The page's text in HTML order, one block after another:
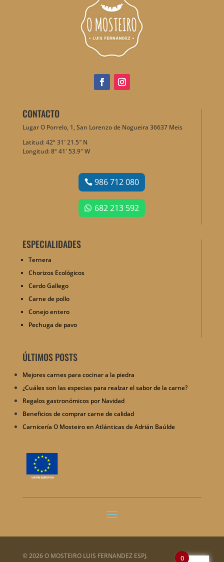
CONTACTO
Lugar O Porrelo, 1, San Lorenzo de Nogueira 36637 Meis
Latitud: 42º 31′ 21.5″ N
Longitud: 8º 41′ 53.9″ W
986 712 080
682 213 592
ESPECIALIDADES
Ternera
Chorizos Ecológicos
Cerdo Gallego
Carne de pollo
Conejo entero
Pechuga de pavo
ÚLTIMOS POSTS
Mejores carnes para cocinar a la piedra
¿Cuáles son las especias para realzar el sabor de la carne?
Regalos gastronómicos por Navidad
Beneficios de comprar carne de calidad
Carnicería O Mosteiro en Atlánticas de Adrián Baúlde
© 2026 O MOSTEIRO LUIS FERNANDEZ ESPJ. 0